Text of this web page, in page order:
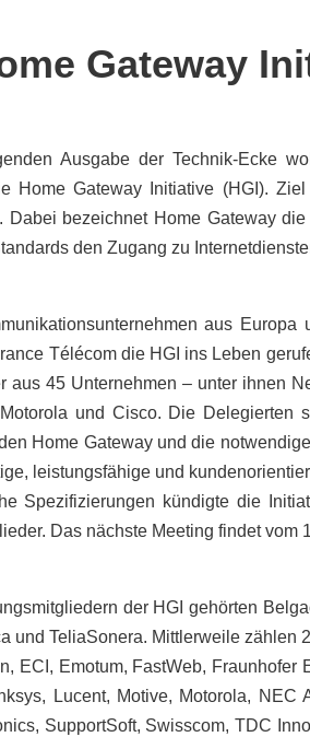
Gateway
Ausgabe der Technik-Ecke
Home Gateway Initiative (HGI).
Dabei bezeichnet Home Gateway die
dards den Zugang zu
aus
Télécom die HGI ins Leben
aus 45 Unternehmen – unter ihnen
und Cisco. Die Delegierten
Home Gateway und die
leistungsfähige und
Spezifizierungen kündigte die
Das nächste Meeting findet
der HGI gehörten
und TeliaSonera. Mittlerweile
ECI, Emotum, FastWeb,
Lucent, Motive, Motorola,
SupportSoft, Swisscom, TDC